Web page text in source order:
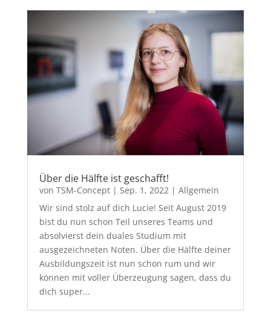
Über die Hälfte ist geschafft!
von TSM-Concept| Sep. 1, 2022| Allgemein
Wir sind stolz auf dich Lucie! Seit August 2019
bist du nun schon Teil unseres Teams und
absolvierst dein duales Studium mit
ausgezeichneten Noten. Über die Hälfte deiner
Ausbildungszeit ist nun schon rum und wir
können mit voller Überzeugung sagen, dass du
dich super...